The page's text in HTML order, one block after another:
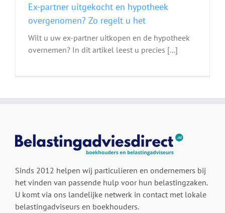
Ex-partner uitgekocht en hypotheek
overgenomen? Zo regelt u het
Wilt u uw ex-partner uitkopen en de hypotheek
overnemen? In dit artikel leest u precies [...]
Sinds 2012 helpen wij particulieren en ondernemers bij
het vinden van passende hulp voor hun belastingzaken.
U komt via ons landelijke netwerk in contact met lokale
belastingadviseurs en boekhouders.